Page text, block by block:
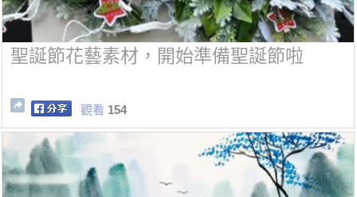
聖誕節花藝素材，開始準備聖誕節啦
觀看 154